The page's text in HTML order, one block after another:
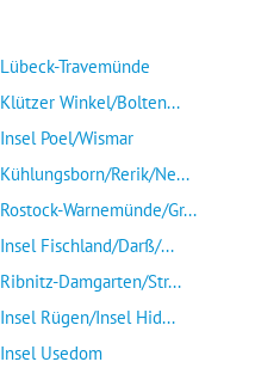
Lübeck-Travemünde
Klützer Winkel/Bolten...
Insel Poel/Wismar
Kühlungsborn/Rerik/Ne...
Rostock-Warnemünde/Gr...
Insel Fischland/Darß/...
Ribnitz-Damgarten/Str...
Insel Rügen/Insel Hid...
Insel Usedom